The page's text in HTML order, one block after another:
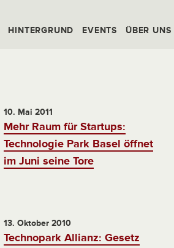
HINTERGRUND EVENTS ÜBER UNS
10. Mai 2011
Mehr Raum für Startups:
Technologie Park Basel öffnet
im Juni seine Tore
13. Oktober 2010
Technopark Allianz: Gesetz